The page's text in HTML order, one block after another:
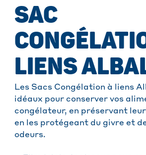
SAC
LIENS
Les Sacs Congélation à liens
idéaux pour conserver vos
congélateur, en préservant
en les protégeant du givre et
odeurs.